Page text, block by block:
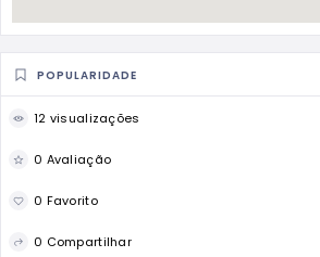
POPULARIDADE
12 visualizações
0 Avaliação
0 Favorito
0 Compartilhar